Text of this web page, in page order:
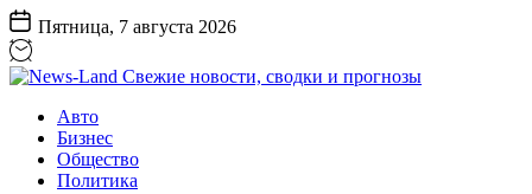
Перейти
к
содержанию
Пятница, 7 августа 2026
Land
Свежие
новости,
сводки
Авто
Бизнес
Общество
Политика